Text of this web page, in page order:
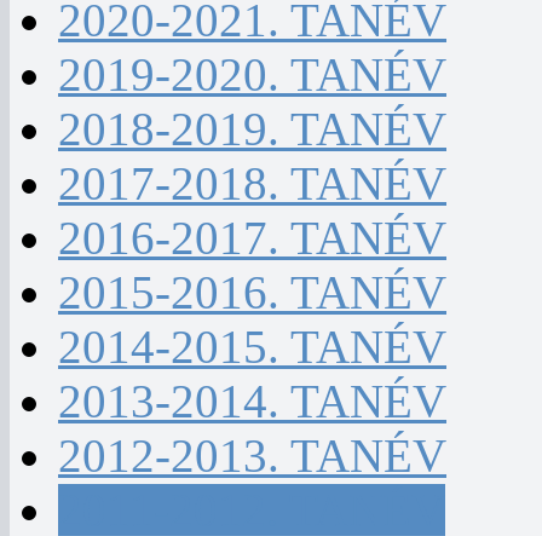
2020-2021. TANÉV
2019-2020. TANÉV
2018-2019. TANÉV
2017-2018. TANÉV
2016-2017. TANÉV
2015-2016. TANÉV
2014-2015. TANÉV
2013-2014. TANÉV
2012-2013. TANÉV